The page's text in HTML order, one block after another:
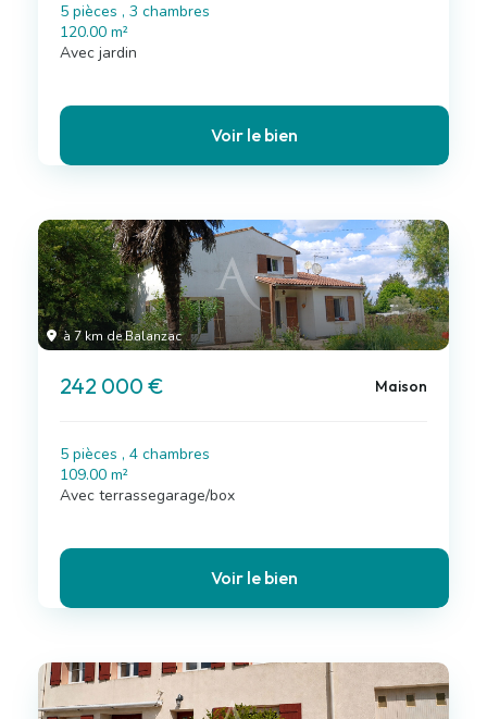
5 pièces , 3 chambres
120.00 m²
Avec jardin
Voir le bien
à 7 km de Balanzac
242 000 € Maison
5 pièces , 4 chambres
109.00 m²
Avec terrassegarage/box
Voir le bien